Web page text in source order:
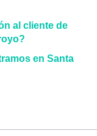
al cliente de
en Santa